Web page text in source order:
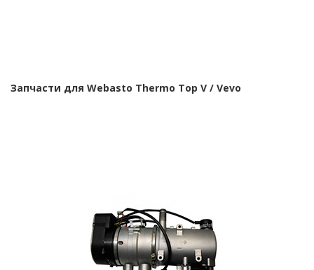
Запчасти для Webasto Thermo Top V / Vevo